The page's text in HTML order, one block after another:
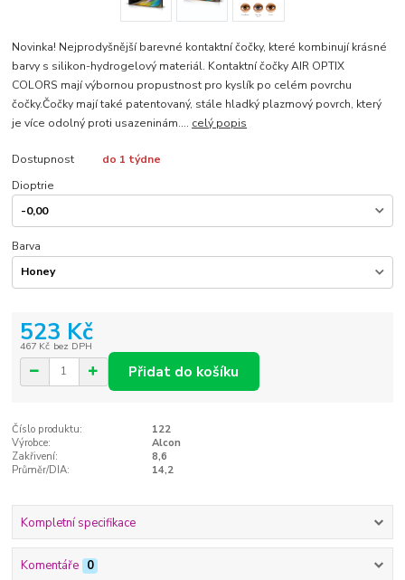
Novinka! Nejprodyšnější barevné kontaktní čočky, které kombinují krásné
barvy s silikon-hydrogelový materiál. Kontaktní čočky AIR OPTIX
COLORS mají výbornou propustnost pro kyslík po celém povrchu
čočky.Čočky mají také patentovaný, stále hladký plazmový povrch, který
je více odolný proti usazeninám.... celý popis
Dostupnost
do 1 týdne
Dioptrie
Barva
523 Kč
467 Kč bez DPH
Přidat do košíku
Číslo produktu:
122
Výrobce:
Alcon
Zakřivení:
8,6
Průměr/DIA:
14,2
Kompletní specifikace
Komentáře 0